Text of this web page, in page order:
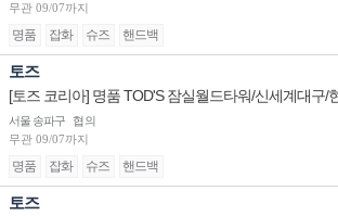
무관09/07까지
명품 잡화 슈즈 핸드백
토즈
서울 송파구
협의
무관09/07까지
명품 잡화 슈즈 핸드백
토즈